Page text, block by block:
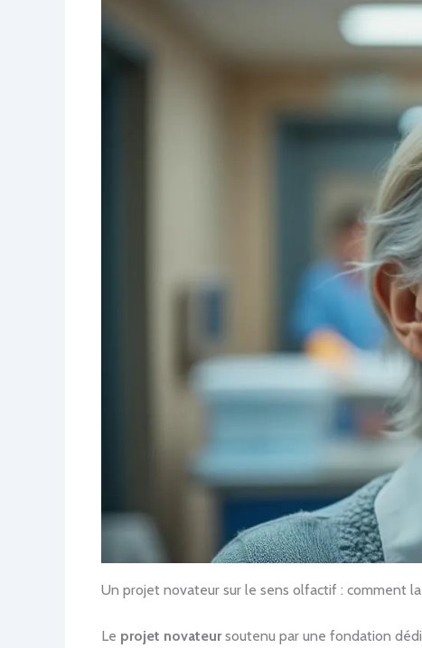
Un projet novateur sur le sens olfactif : comment
Le projet novateursoutenu par une fondation